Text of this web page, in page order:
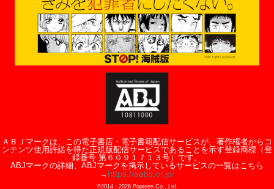
ＡＢＪマークは、この電子書店・電子書籍配信サービスが、著作権者からコ
ンテンツ使用許諾を得た正規版配信サービスであることを示す登録商標（登
録番号 第６０９１７１３号）です。
ABJマークの詳細、ABJマークを掲示しているサービスの一覧はこちら
→ https://aebs.or.jp/
©2014 - 2026Popteen Co., Ltd.